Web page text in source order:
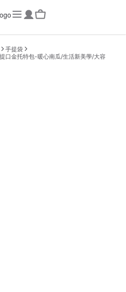
手提袋
口金托特包-暖心南瓜/生活新美學/大容